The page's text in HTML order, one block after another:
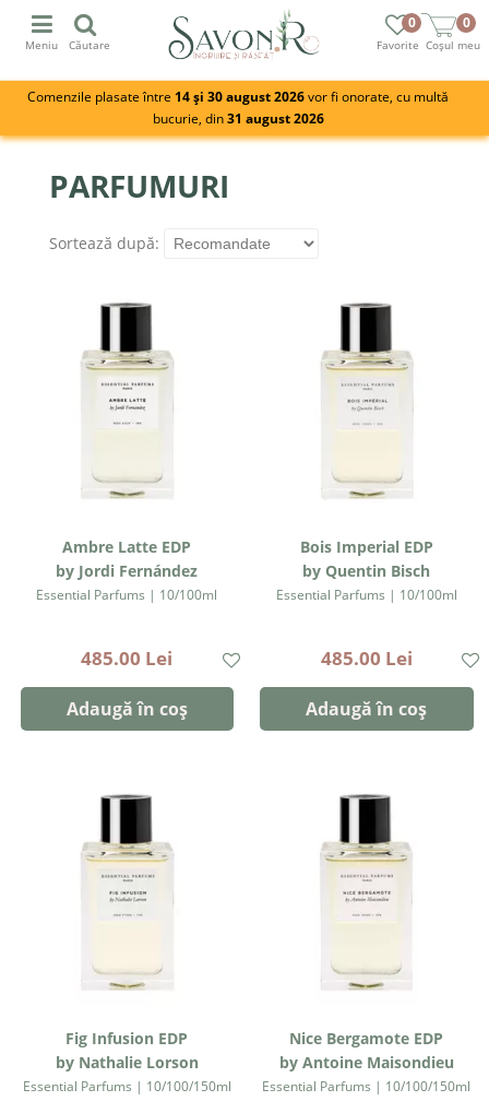
Favorite
0
Coșul meu
0
Meniu Căutare
Comenzile plasate între 14 și 30 august 2026vor fi onorate, cu multă
bucurie, din31 august 2026
PARFUMURI
Sortează după:
Ambre Latte EDP
by Jordi Fernández
Essential Parfums | 10/100ml
485.00 Lei
Adaugă în coș
Bois Imperial EDP
by Quentin Bisch
Essential Parfums | 10/100ml
485.00 Lei
Adaugă în coș
Fig Infusion EDP
by Nathalie Lorson
Essential Parfums | 10/100/150ml
Nice Bergamote EDP
by Antoine Maisondieu
Essential Parfums | 10/100/150ml